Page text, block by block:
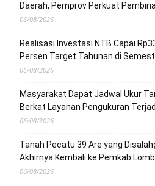
Daerah, Pemprov Perkuat
06/08/2026
Realisasi Investasi NTB Capai
Persen Target Tahunan di
06/08/2026
Masyarakat Dapat Jadwal Ukur
Berkat Layanan Pengukuran
06/08/2026
Tanah Pecatu 39 Are yang
Akhirnya Kembali ke Pemkab
06/08/2026